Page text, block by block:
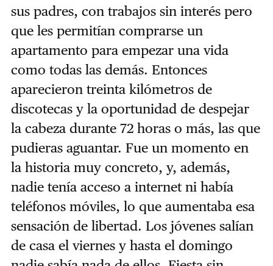
sus padres, con trabajos sin interés pero
que les permitían comprarse un
apartamento para empezar una vida
como todas las demás. Entonces
aparecieron treinta kilómetros de
discotecas y la oportunidad de despejar
la cabeza durante 72 horas o más, las que
pudieras aguantar. Fue un momento en
la historia muy concreto, y, además,
nadie tenía acceso a internet ni había
teléfonos móviles, lo que aumentaba esa
sensación de libertad. Los jóvenes salían
de casa el viernes y hasta el domingo